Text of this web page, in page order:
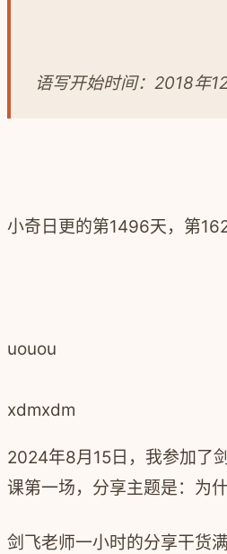
语写开始时间：2018年
小奇日更的第1496天，第
uouou
xdmxdm
2024年8月15日，我参加了
课第一场， 分享主题是： 为
剑飞老师一小时的分享干货